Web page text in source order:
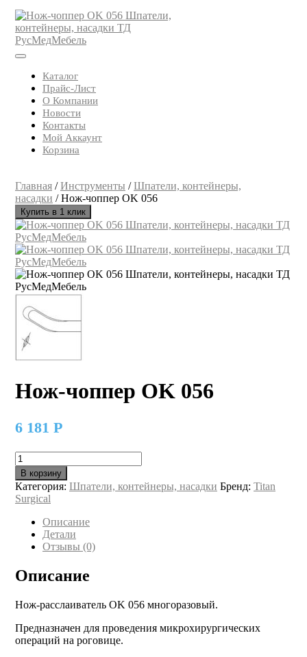
Skip
content
Open
ButtonКаталог
Прайс-Лист
О Компании
Новости
Контакты
Мой Аккаунт
Корзина
Button
Главная /Инструменты /Шпатели, контейнеры,
насадки / Нож-чоппер OK 056
Купить в 1 клик
Нож-чоппер OK 056
6 181 Р
Количество
товара
Нож-
чоппер
OK
В корзину
Категория: Шпатели, контейнеры, насадки Бренд: Titan
Surgical
Описание
Детали
Отзывы (0)
Описание
Нож-расслаиватель OK 056 многоразовый.
Предназначен для проведения микрохирургических
операций на роговице.